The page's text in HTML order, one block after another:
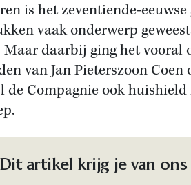
is het zeventiende-
vaak onderwerp
daarbij ging het vooral
van Jan Pieterszoon Coen
Compagnie ook huishield
Dit artikel krijg je van ons